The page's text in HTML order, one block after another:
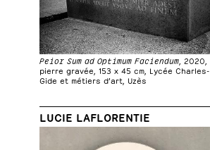
Peior Sum ad Optimum Faciendum, 2020,
pierre gravée, 153 x 45 cm, Lycée Charles-
Gide et métiers d’art, Uzès
LUCIE LAFLORENTIE